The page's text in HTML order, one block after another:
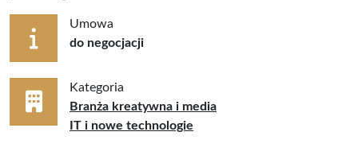
Umowa
do negocjacji
Kategoria
Branża kreatywna i media
IT i nowe technologie